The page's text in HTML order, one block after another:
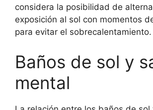
considera la posibilidad de
exposición al sol con momentos
para evitar el sobrecalentamiento.
Baños de sol y
mental